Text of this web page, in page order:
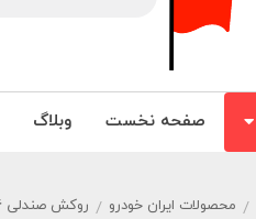
صفحه نخست وبلاگ
/ محصولات ایران خودرو / روکش صندلی 206 و 207 و رانا پلاس